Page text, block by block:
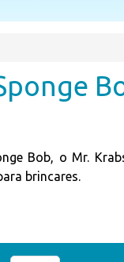
Bob, o Mr.
brincares.